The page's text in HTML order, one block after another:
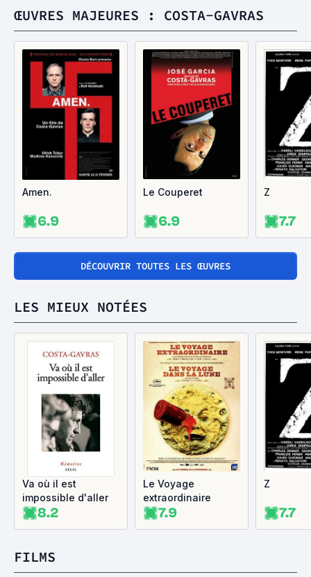
ŒUVRES MAJEURES : COSTA-GAVRAS
Amen.
6.9
Le Couperet
6.9
Z
7.7
DÉCOUVRIR TOUTES LES ŒUVRES
LES MIEUX NOTÉES
Va où il est
impossible d'aller
8.2
Le Voyage
extraordinaire
7.9
Z
7.7
FILMS